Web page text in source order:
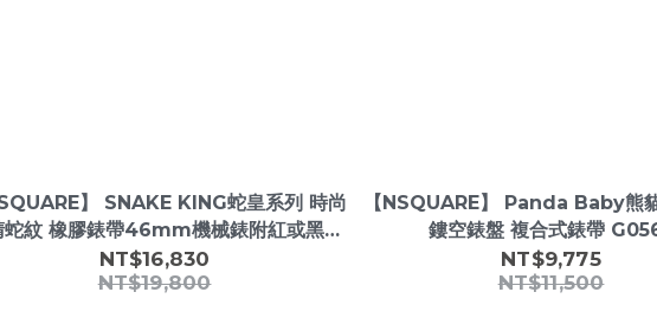
】 SNAKE KING蛇皇系列 時尚
蛇紋 橡膠錶帶46mm機械錶附紅或黑錶
盒/提袋
NT$16,830
NT$19,800
【NSQUARE】 Panda Baby熊
鏤空錶盤 複合式錶帶
NT$9,775
NT$11,500